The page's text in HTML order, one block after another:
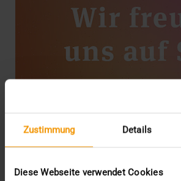
Zustimmung Details
Diese Webseite verwendet Cookies
Treffen Sie uns auf dem Röko